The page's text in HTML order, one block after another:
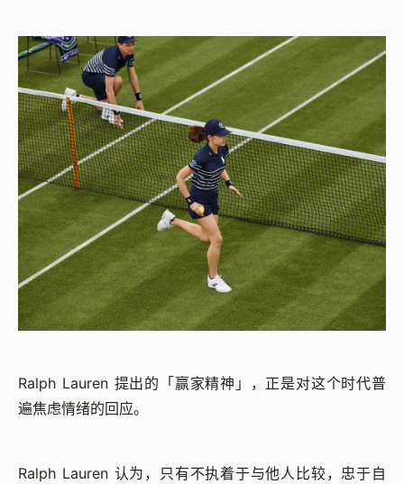
Ralph Lauren 提出的「赢家精神」，正是对这个时代普
遍焦虑情绪的回应。
Ralph Lauren 认为，只有不执着于与他人比较，忠于自